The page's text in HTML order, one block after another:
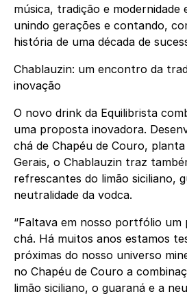
música, tradição e modernidade
unindo gerações e contando,
história de uma década de
Chablauzin: um encontro da
inovação
O novo drink da Equilibrista
uma proposta inovadora.
chá de Chapéu de Couro,
Gerais, o Chablauzin traz
refrescantes do limão siciliano,
neutralidade da vodca.
“Faltava em nosso portfólio um
chá. Há muitos anos estamos
próximas do nosso universo
no Chapéu de Couro a
limão siciliano, o guaraná e a